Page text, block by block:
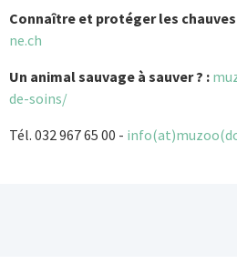
Connaître et protéger les
ne.ch
Un animal sauvage à sauver ? :
de-soins/
Tél. 032 967 65 00 -